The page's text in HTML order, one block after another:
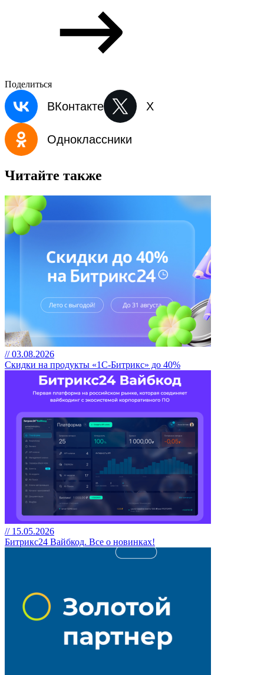
Поделиться
ВКонтакте X
Одноклассники
Читайте также
// 03.08.2026
Скидки на продукты «1С-Битрикс» до 40%
// 15.05.2026
Битрикс24 Вайбкод. Все о новинках!